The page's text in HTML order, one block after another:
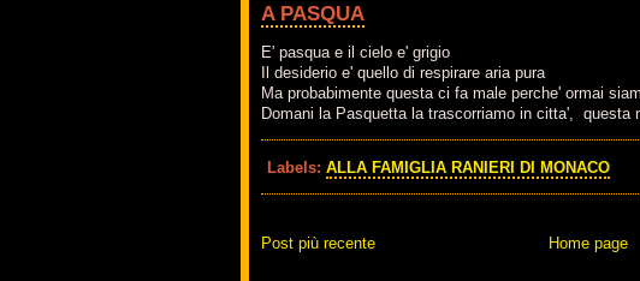
A PASQUA
E' pasqua e il cielo e' grigio
Il desiderio e' quello di respirare aria pura
Ma probabimente questa ci fa male perche' ormai
Domani la Pasquetta la trascorriamo in citta', questa
Labels: ALLA FAMIGLIA RANIERI DI MONACO
Post più recente Home page